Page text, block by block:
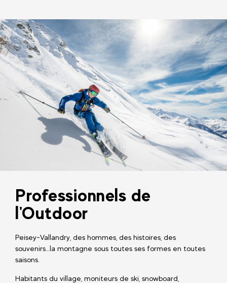
Professionnels de
l'Outdoor
Peisey-Vallandry, des hommes, des histoires, des
souvenirs…la montagne sous toutes ses formes en toutes
saisons.
Habitants du village, moniteurs de ski, snowboard,